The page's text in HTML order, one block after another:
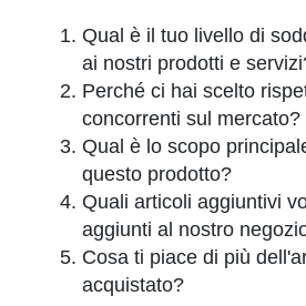
Qual è il tuo livello di
ai nostri prodotti e
Perché ci hai scelto
concorrenti sul mercato?
Qual è lo scopo
questo prodotto?
Quali articoli aggiuntivi
aggiunti al nostro
Cosa ti piace di più
acquistato?